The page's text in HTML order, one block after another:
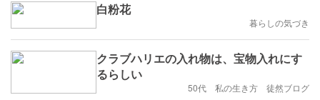
白粉花
暮らしの気づき
クラブハリエの入れ物は、宝物入れにす
るらしい
50代 私の生き方 徒然ブログ